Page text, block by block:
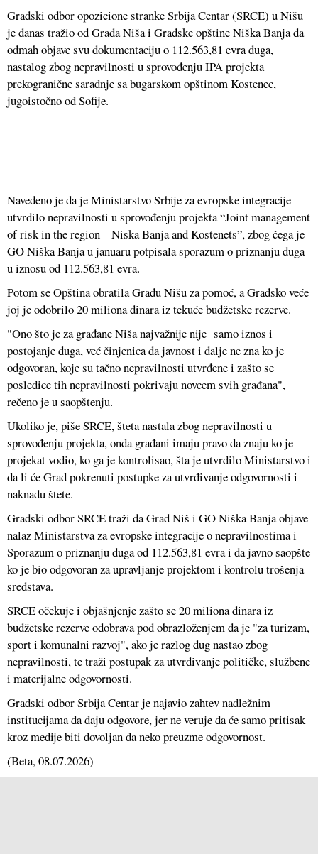
Gradski odbor opozicione stranke Srbija Centar (SRCE) u Nišu
je danas tražio od Grada Niša i Gradske opštine Niška Banja da
odmah objave svu dokumentaciju o 112.563,81 evra duga,
nastalog zbog nepravilnosti u sprovođenju IPA projekta
prekogranične saradnje sa bugarskom opštinom Kostenec,
jugoistočno od Sofije.
Navedeno je da je Ministarstvo Srbije za evropske integracije
utvrdilo nepravilnosti u sprovođenju projekta “Joint management
of risk in the region – Niska Banja and Kostenets”, zbog čega je
GO Niška Banja u januaru potpisala sporazum o priznanju duga
u iznosu od 112.563,81 evra.
Potom se Opština obratila Gradu Nišu za pomoć, a Gradsko veće
joj je odobrilo 20 miliona dinara iz tekuće budžetske rezerve.
"Ono što je za građane Niša najvažnije nije samo iznos i
postojanje duga, već činjenica da javnost i dalje ne zna ko je
odgovoran, koje su tačno nepravilnosti utvrđene i zašto se
posledice tih nepravilnosti pokrivaju novcem svih građana",
rečeno je u saopštenju.
Ukoliko je, piše SRCE, šteta nastala zbog nepravilnosti u
sprovođenju projekta, onda građani imaju pravo da znaju ko je
projekat vodio, ko ga je kontrolisao, šta je utvrdilo Ministarstvo i
da li će Grad pokrenuti postupke za utvrđivanje odgovornosti i
naknadu štete.
Gradski odbor SRCE traži da Grad Niš i GO Niška Banja objave
nalaz Ministarstva za evropske integracije o nepravilnostima i
Sporazum o priznanju duga od 112.563,81 evra i da javno saopšte
ko je bio odgovoran za upravljanje projektom i kontrolu trošenja
sredstava.
SRCE očekuje i objašnjenje zašto se 20 miliona dinara iz
budžetske rezerve odobrava pod obrazloženjem da je "za turizam,
sport i komunalni razvoj", ako je razlog dug nastao zbog
nepravilnosti, te traži postupak za utvrđivanje političke, službene
i materijalne odgovornosti.
Gradski odbor Srbija Centar je najavio zahtev nadležnim
institucijama da daju odgovore, jer ne veruje da će samo pritisak
kroz medije biti dovoljan da neko preuzme odgovornost.
(Beta, 08.07.2026)